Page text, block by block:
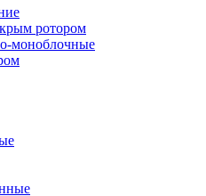
ротором
моноблочные